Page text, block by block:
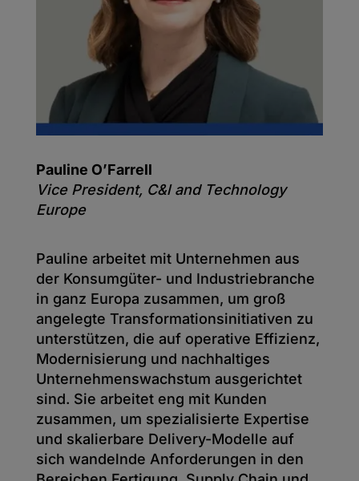
Pauline O’Farrell
Vice President, C&l and Technology
Europe
Pauline arbeitet mit Unternehmen aus
der Konsumgüter- und Industriebranche
in ganz Europa zusammen, um groß
angelegte Transformationsinitiativen zu
unterstützen, die auf operative Effizienz,
Modernisierung und nachhaltiges
Unternehmenswachstum ausgerichtet
sind. Sie arbeitet eng mit Kunden
zusammen, um spezialisierte Expertise
und skalierbare Delivery-Modelle auf
sich wandelnde Anforderungen in den